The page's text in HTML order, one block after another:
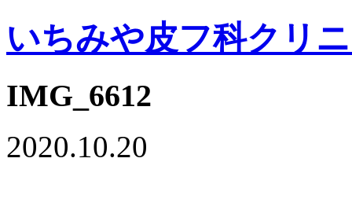
いちみや皮フ科クリ
IMG_6612
2020.10.20